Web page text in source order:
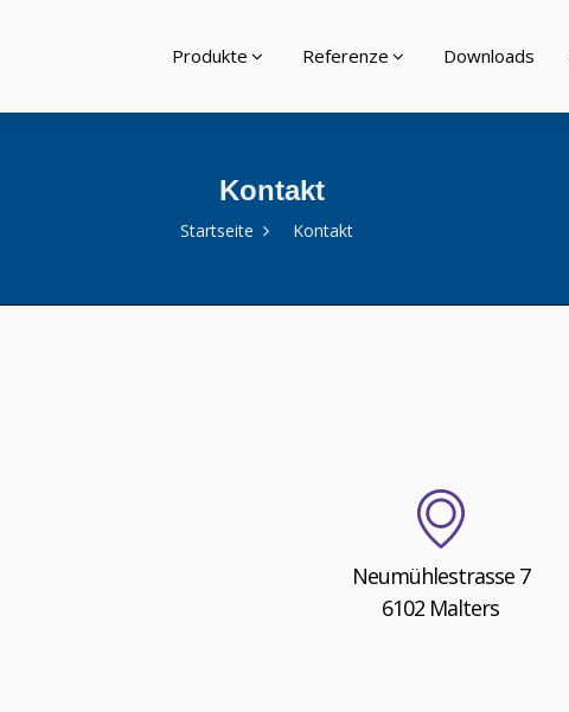
Produkte Referenze Downloads
Kontakt
Startseite Kontakt
Neumühlestrasse 7
6102 Malters